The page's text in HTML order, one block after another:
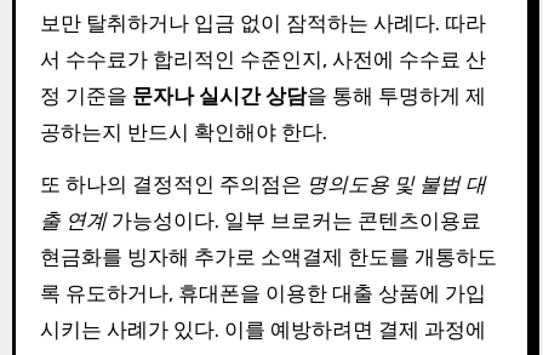
보만 탈취하거나 입금 없이 잠적하는 사례다. 따라
서 수수료가 합리적인 수준인지, 사전에 수수료 산
정 기준을 문자나 실시간 상담을 통해 투명하게 제
공하는지 반드시 확인해야 한다.
또 하나의 결정적인 주의점은 명의도용 및 불법 대
출 연계가능성이다. 일부 브로커는 콘텐츠이용료
현금화를 빙자해 추가로 소액결제 한도를 개통하도
록 유도하거나, 휴대폰을 이용한 대출 상품에 가입
시키는 사례가 있다. 이를 예방하려면 결제 과정에